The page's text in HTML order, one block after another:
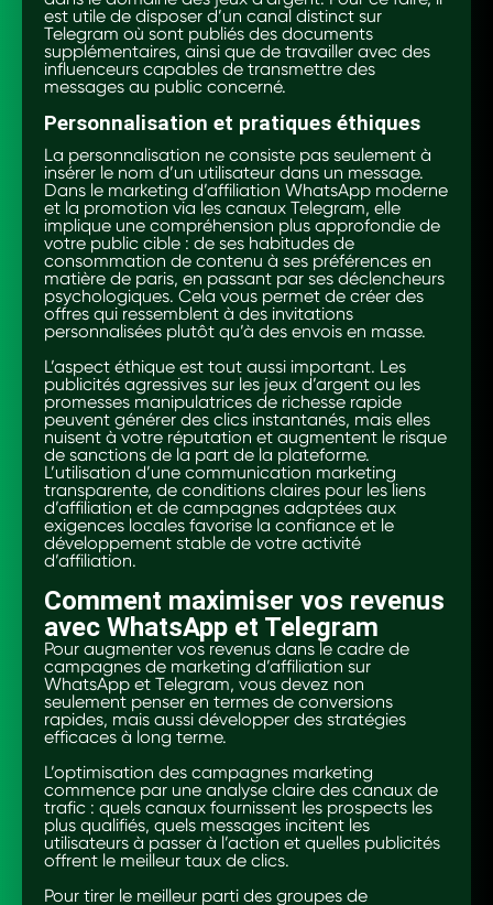
est utile de disposer d’un canal distinct sur
Telegram où sont publiés des documents
supplémentaires, ainsi que de travailler avec des
influenceurs capables de transmettre des
messages au public concerné.
Personnalisation et pratiques éthiques
La personnalisation ne consiste pas seulement à
insérer le nom d’un utilisateur dans un message.
Dans le marketing d’affiliation WhatsApp moderne
et la promotion via les canaux Telegram, elle
implique une compréhension plus approfondie de
votre public cible : de ses habitudes de
consommation de contenu à ses préférences en
matière de paris, en passant par ses déclencheurs
psychologiques. Cela vous permet de créer des
offres qui ressemblent à des invitations
personnalisées plutôt qu’à des envois en masse.
L’aspect éthique est tout aussi important. Les
publicités agressives sur les jeux d’argent ou les
promesses manipulatrices de richesse rapide
peuvent générer des clics instantanés, mais elles
nuisent à votre réputation et augmentent le risque
de sanctions de la part de la plateforme.
L’utilisation d’une communication marketing
transparente, de conditions claires pour les liens
d’affiliation et de campagnes adaptées aux
exigences locales favorise la confiance et le
développement stable de votre activité
d’affiliation.
Comment maximiser vos revenus
avec WhatsApp et Telegram
Pour augmenter vos revenus dans le cadre de
campagnes de marketing d’affiliation sur
WhatsApp et Telegram, vous devez non
seulement penser en termes de conversions
rapides, mais aussi développer des stratégies
efficaces à long terme.
L’optimisation des campagnes marketing
commence par une analyse claire des canaux de
trafic : quels canaux fournissent les prospects les
plus qualifiés, quels messages incitent les
utilisateurs à passer à l’action et quelles publicités
offrent le meilleur taux de clics.
Pour tirer le meilleur parti des groupes de